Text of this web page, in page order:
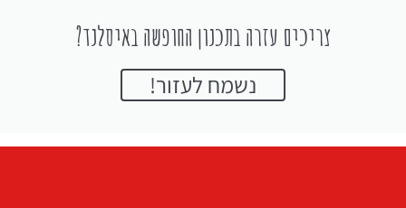
צריכים עזרה בתכנון החופשה באיסלנד?
נשמח לעזור!